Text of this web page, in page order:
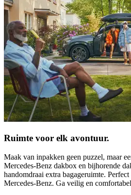
Ruimte voor elk avontuur.
Maak van inpakken geen puzzel, maar
Mercedes-Benz dakbox en bijhorende
handomdraai extra bagageruimte.
Mercedes-Benz. Ga veilig en